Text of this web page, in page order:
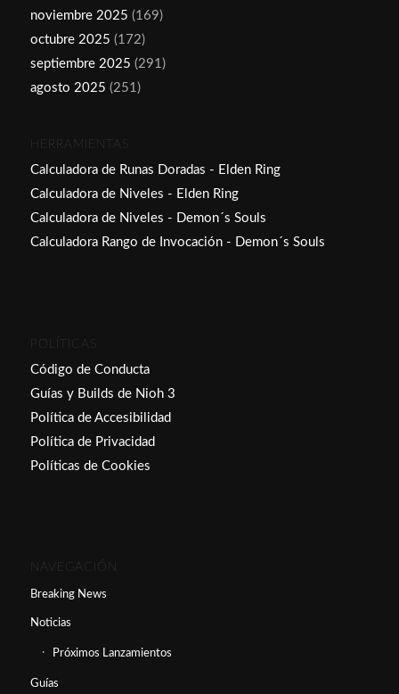
noviembre 2025 (169)
octubre 2025 (172)
septiembre 2025 (291)
agosto 2025 (251)
HERRAMIENTAS
Calculadora de Runas Doradas - Elden Ring
Calculadora de Niveles - Elden Ring
Calculadora de Niveles - Demon´s Souls
Calculadora Rango de Invocación - Demon´s Souls
POLÍTICAS
Código de Conducta
Guías y Builds de Nioh 3
Política de Accesibilidad
Política de Privacidad
Políticas de Cookies
NAVEGACIÓN
Breaking News
Noticias
Próximos Lanzamientos
Guías